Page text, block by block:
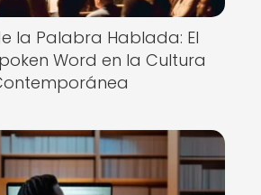
la Palabra Hablada: El
Word en la Cultura